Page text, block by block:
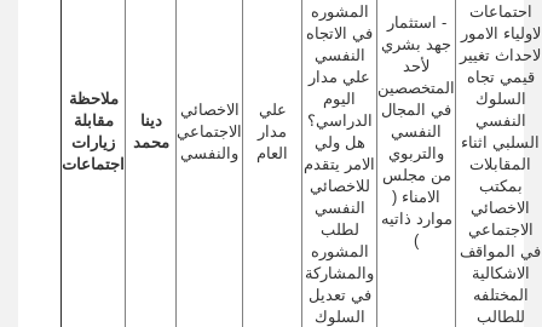
احتماعات
لاولياء الامور
لاحداث تغيير
قيمي تجاه
السلوك
النفسي
السلبي اثناء
المقابلات
بمكتب
الاخصائي
الاجتماعي
في المواقف
الاشكالية
المختلفه
للطالب
- استثمار
جهد بشري
لأحد
المتخصصين
في المجال
النفسي
والتربوي
من مجلس
الامناء (
موارد ذاتيه
)
المشوره
في الاتجاه
النفسي
علي مدار
اليوم
الدراسي؟
هل ولي
الامر يتقدم
للاخصائي
النفسي
لطلب
المشوره
والمشاركة
في تعديل
السلوك
علي
مدار
العام
الاخصائي
الاجتماعي
والنفسي
دينا
محمد
ملاحظة
مقابلة
زيارات
اجتماعات